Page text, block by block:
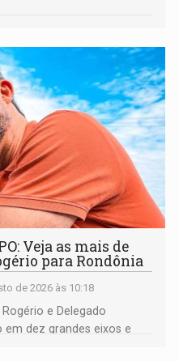
Veja as mais de
para Rondônia
de 2026 às 10:18
e Delegado
em dez grandes eixos e